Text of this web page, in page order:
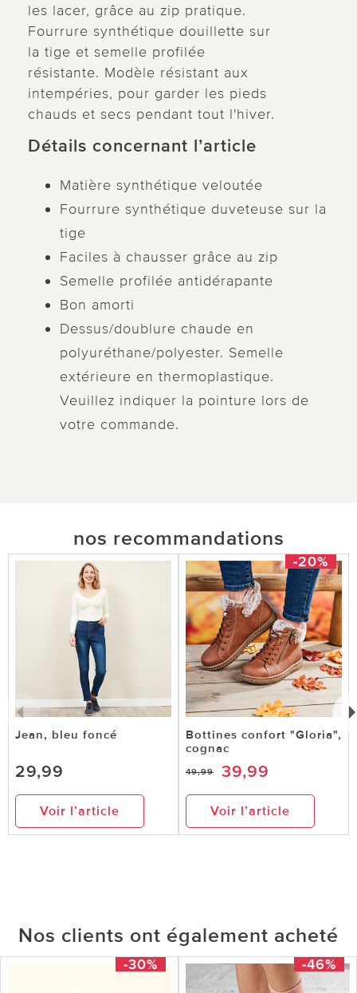
les lacer, grâce au zip pratique.
Fourrure synthétique douillette sur
la tige et semelle profilée
résistante. Modèle résistant aux
intempéries, pour garder les pieds
chauds et secs pendant tout l'hiver.
Détails concernant l’article
Matière synthétique veloutée
Fourrure synthétique duveteuse sur la
tige
Faciles à chausser grâce au zip
Semelle profilée antidérapante
Bon amorti
Dessus/doublure chaude en
polyuréthane/polyester. Semelle
extérieure en thermoplastique.
Veuillez indiquer la pointure lors de
votre commande.
nos recommandations
Jean, bleu foncé
29,99
Voir l’article
-20%
Bottines confort "Gloria",
cognac
49,99 39,99
Voir l’article
Nos clients ont également acheté
-30% -46%